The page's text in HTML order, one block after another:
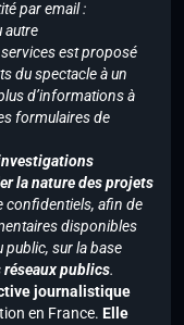
par email :
autre
services est proposé
du spectacle à un
d’informations à
formulaires de
la nature des projets
confidentiels, afin de
disponibles
public, sur la base
publics.
journalistique
en France. Elle